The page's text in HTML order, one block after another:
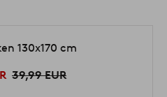
130x170 cm
39,99 EUR